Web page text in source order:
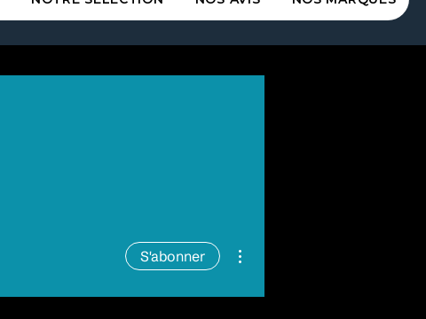
S'abonner